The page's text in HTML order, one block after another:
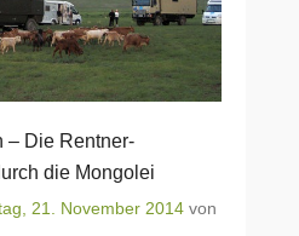
– Die Rentner-
die Mongolei
21. November 2014 von